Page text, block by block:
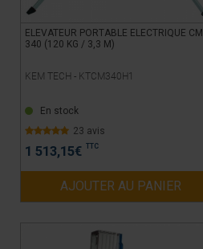
ELEVATEUR PORTABLE ELECTRIQUE CM
340 (120 KG / 3,3 M)
KEM TECH - KTCM340H1
En stock
23 avis
1 513,15€ TTC
AJOUTER AU PANIER